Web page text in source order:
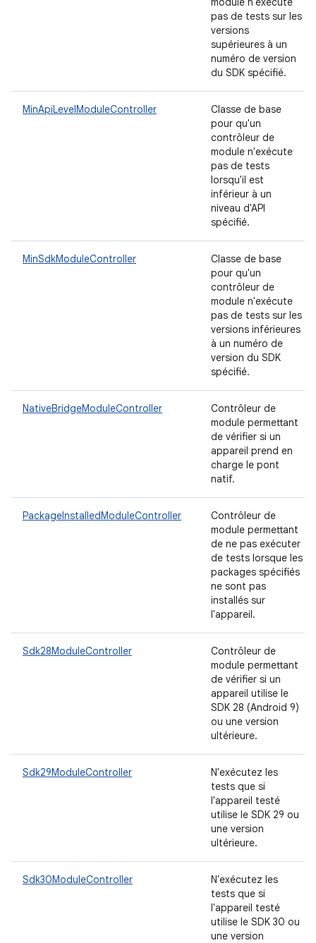
pas de tests sur les
versions
supérieures à un
numéro de version
du SDK spécifié.
MinApiLevelModuleController
Classe de base
pour qu'un
contrôleur de
module n'exécute
pas de tests
lorsqu'il est
inférieur à un
niveau d'API
spécifié.
MinSdkModuleController
Classe de base
pour qu'un
contrôleur de
module n'exécute
pas de tests sur les
versions inférieures
à un numéro de
version du SDK
spécifié.
NativeBridgeModuleController
Contrôleur de
module permettant
de vérifier si un
appareil prend en
charge le pont
natif.
PackageInstalledModuleController
Contrôleur de
module permettant
de ne pas exécuter
de tests lorsque les
packages spécifiés
ne sont pas
installés sur
l'appareil.
Sdk28ModuleController
Contrôleur de
module permettant
de vérifier si un
appareil utilise le
SDK 28 (Android 9)
ou une version
ultérieure.
Sdk29ModuleController
N'exécutez les
tests que si
l'appareil testé
utilise le SDK 29 ou
une version
ultérieure.
Sdk30ModuleController
N'exécutez les
tests que si
l'appareil testé
utilise le SDK 30 ou
une version